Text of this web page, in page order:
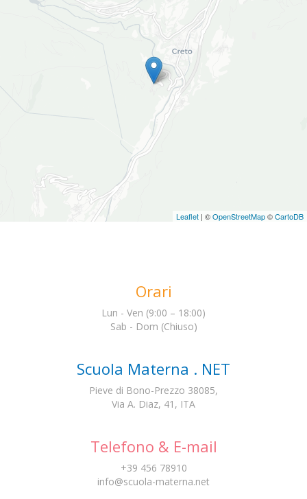
Leaflet | ©OpenStreetMap©CartoDB
Orari
Lun - Ven (9:00 – 18:00)
Sab - Dom (Chiuso)
Scuola Materna . NET
Pieve di Bono-Prezzo 38085,
Via A. Diaz, 41, ITA
Telefono & E-mail
+39 456 78910
info@scuola-materna.net